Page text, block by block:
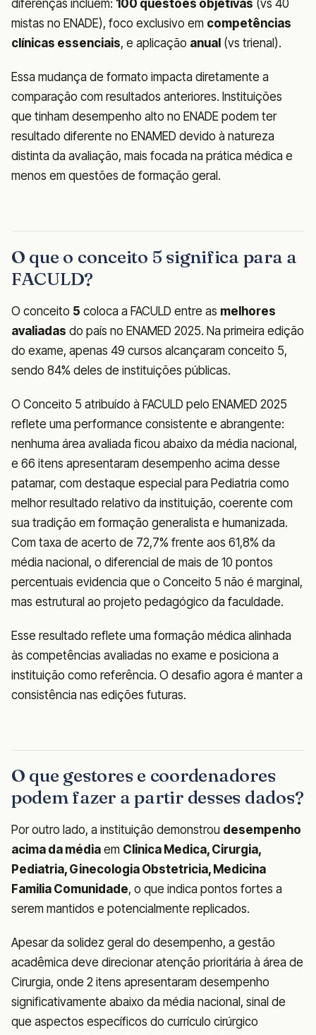
diferenças incluem: 100 questões objetivas (vs 40
mistas no ENADE), foco exclusivo em competências
clínicas essenciais, e aplicação anual (vs trienal).
Essa mudança de formato impacta diretamente a
comparação com resultados anteriores. Instituições
que tinham desempenho alto no ENADE podem ter
resultado diferente no ENAMED devido à natureza
distinta da avaliação, mais focada na prática médica e
menos em questões de formação geral.
O que o conceito 5 significa para a
FACULD?
O conceito 5 coloca a FACULD entre as melhores
avaliadas do país no ENAMED 2025. Na primeira edição
do exame, apenas 49 cursos alcançaram conceito 5,
sendo 84% deles de instituições públicas.
O Conceito 5 atribuído à FACULD pelo ENAMED 2025
reflete uma performance consistente e abrangente:
nenhuma área avaliada ficou abaixo da média nacional,
e 66 itens apresentaram desempenho acima desse
patamar, com destaque especial para Pediatria como
melhor resultado relativo da instituição, coerente com
sua tradição em formação generalista e humanizada.
Com taxa de acerto de 72,7% frente aos 61,8% da
média nacional, o diferencial de mais de 10 pontos
percentuais evidencia que o Conceito 5 não é marginal,
mas estrutural ao projeto pedagógico da faculdade.
Esse resultado reflete uma formação médica alinhada
às competências avaliadas no exame e posiciona a
instituição como referência. O desafio agora é manter a
consistência nas edições futuras.
O que gestores e coordenadores
podem fazer a partir desses dados?
Por outro lado, a instituição demonstrou desempenho
acima da média em Clinica Medica, Cirurgia,
Pediatria, Ginecologia Obstetricia, Medicina
Familia Comunidade, o que indica pontos fortes a
serem mantidos e potencialmente replicados.
Apesar da solidez geral do desempenho, a gestão
acadêmica deve direcionar atenção prioritária à área de
Cirurgia, onde 2 itens apresentaram desempenho
significativamente abaixo da média nacional, sinal de
que aspectos específicos do currículo cirúrgico